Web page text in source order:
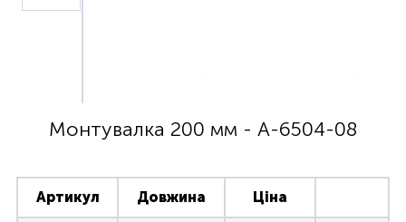
Монтувалка 200 мм - A-6504-08
Артикул Довжина Ціна